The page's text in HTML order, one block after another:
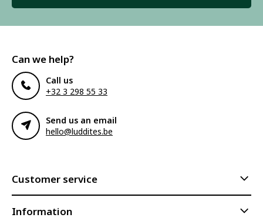
Can we help?
Call us
+32 3 298 55 33
Send us an email
hello@luddites.be
Customer service
Information